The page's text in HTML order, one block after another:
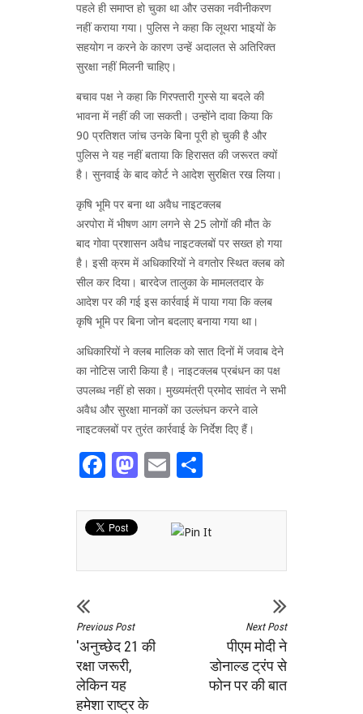
पहले ही समाप्त हो चुका था और उसका नवीनीकरण
नहीं कराया गया। पुलिस ने कहा कि लूथरा भाइयों के
सहयोग न करने के कारण उन्हें अदालत से अतिरिक्त
सुरक्षा नहीं मिलनी चाहिए।
बचाव पक्ष ने कहा कि गिरफ्तारी गुस्से या बदले की
भावना में नहीं की जा सकती। उन्होंने दावा किया कि
90 प्रतिशत जांच उनके बिना पूरी हो चुकी है और
पुलिस ने यह नहीं बताया कि हिरासत की जरूरत क्यों
है। सुनवाई के बाद कोर्ट ने आदेश सुरक्षित रख लिया।
कृषि भूमि पर बना था अवैध नाइटक्लब
अरपोरा में भीषण आग लगने से 25 लोगों की मौत के
बाद गोवा प्रशासन अवैध नाइटक्लबों पर सख्त हो गया
है। इसी क्रम में अधिकारियों ने वगतोर स्थित क्लब को
सील कर दिया। बारदेज तालुका के मामलतदार के
आदेश पर की गई इस कार्रवाई में पाया गया कि क्लब
कृषि भूमि पर बिना जोन बदलाए बनाया गया था।
अधिकारियों ने क्लब मालिक को सात दिनों में जवाब देने
का नोटिस जारी किया है। नाइटक्लब प्रबंधन का पक्ष
उपलब्ध नहीं हो सका। मुख्यमंत्री प्रमोद सावंत ने सभी
अवैध और सुरक्षा मानकों का उल्लंघन करने वाले
नाइटक्लबों पर तुरंत कार्रवाई के निर्देश दिए हैं।
Facebook
Mastodon
Email
Previous Post
'अनुच्छेद 21 की
रक्षा जरूरी,
लेकिन यह
हमेशा राष्ट्र के
Next Post
पीएम मोदी ने
डोनाल्ड ट्रंप से
फोन पर की बात